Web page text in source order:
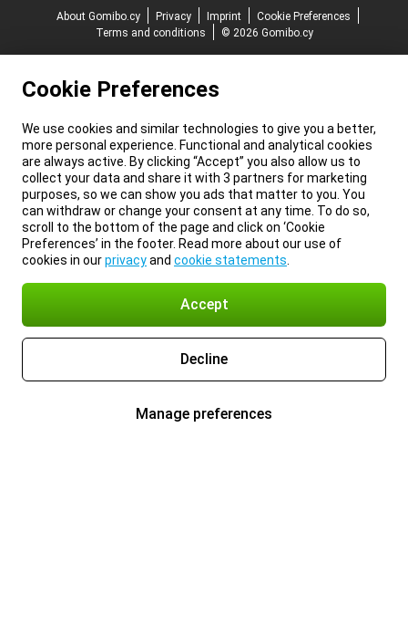
About Gomibo.cy
Privacy Imprint
Cookie Preferences
Terms and conditions
© 2026 Gomibo.cy
Cookie Preferences
We use cookies and similar technologies to give you a better,
more personal experience. Functional and analytical cookies
are always active. By clicking “Accept” you also allow us to
collect your data and share it with 3 partners for marketing
purposes, so we can show you ads that matter to you. You
can withdraw or change your consent at any time. To do so,
scroll to the bottom of the page and click on ‘Cookie
Preferences’ in the footer. Read more about our use of
cookies in ourprivacyand cookie statements
Accept
Decline
Manage preferences